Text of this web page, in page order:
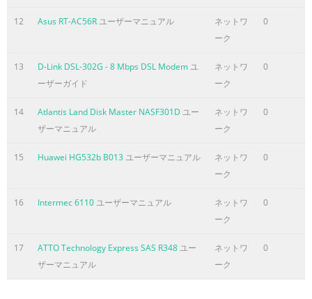
12 Asus RT-AC56Rユーザーマニュアル
ネットワ
ーク
0
13 D-Link DSL-302G - 8 Mbps DSL Modemユ
ーザーガイド
ネットワ
ーク
0
14 Atlantis Land Disk Master NASF301D ユー
ザーマニュアル
ネットワ
ーク
0
15 Huawei HG532b B013ユーザーマニュアル
ネットワ
ーク
0
16 Intermec 6110ユーザーマニュアル
ネットワ
ーク
0
17 ATTO Technology Express SAS R348ユー
ザーマニュアル
ネットワ
ーク
0